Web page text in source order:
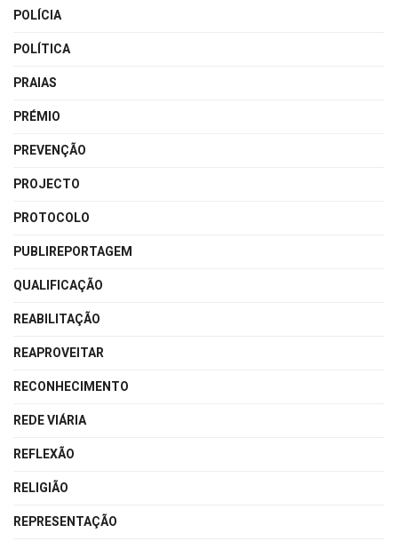
POLÍCIA
POLÍTICA
PRAIAS
PRÉMIO
PREVENÇÃO
PROJECTO
PROTOCOLO
PUBLIREPORTAGEM
QUALIFICAÇÃO
REABILITAÇÃO
REAPROVEITAR
RECONHECIMENTO
REDE VIÁRIA
REFLEXÃO
RELIGIÃO
REPRESENTAÇÃO